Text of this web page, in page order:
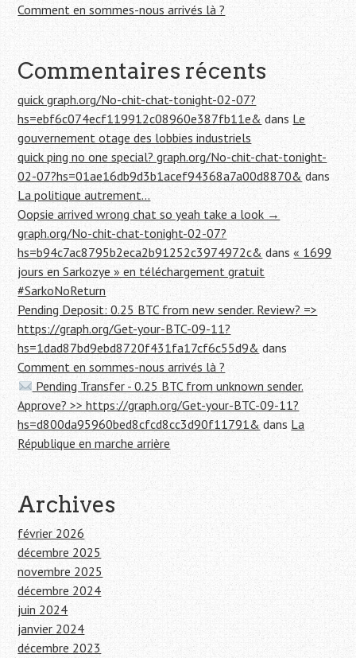
:Comment en sommes-nous arrivés là ?
Commentaires récents
quick graph.org/No-chit-chat-tonight-02-07?
hs=ebf6c074ecf119912c08960e387fb11e& dans Le
gouvernement otage des lobbies industriels
quick ping no one special? graph.org/No-chit-chat-tonight-
02-07?hs=01ae16db9d3b1acef94368a7a00d8870& dans
La politique autrement…
Oopsie arrived wrong chat so yeah take a look →
graph.org/No-chit-chat-tonight-02-07?
hs=b94c7ac8795b2eca2b91252c3974972c& dans« 1699
jours en Sarkozye » en téléchargement gratuit
#SarkoNoReturn
Pending Deposit: 0.25 BTC from new sender. Review? =>
https://graph.org/Get-your-BTC-09-11?
hs=1dad87bd9ebd8720f431fa17cf6c55d9& dans
Comment en sommes-nous arrivés là ?
Pending Transfer - 0.25 BTC from unknown sender.
Approve? >> https://graph.org/Get-your-BTC-09-11?
hs=d800da95960bed8cfcd8cc3d90f11791& dans La
République en marche arrière
Archives
février 2026
décembre 2025
novembre 2025
décembre 2024
juin 2024
janvier 2024
décembre 2023